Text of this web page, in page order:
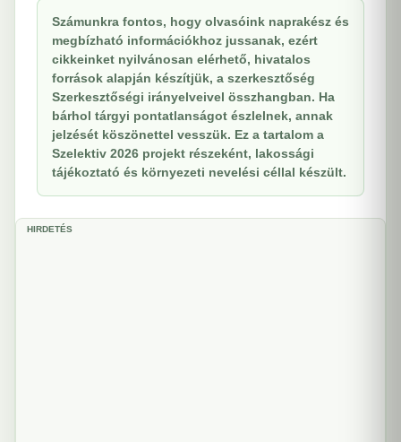
Számunkra fontos, hogy olvasóink naprakész és
megbízható információkhoz jussanak, ezért
cikkeinket nyilvánosan elérhető, hivatalos
források alapján készítjük, a szerkesztőség
Szerkesztőségi irányelveivel összhangban. Ha
bárhol tárgyi pontatlanságot észlelnek, annak
jelzését köszönettel vesszük. Ez a tartalom a
Szelektiv 2026 projekt részeként, lakossági
tájékoztató és környezeti nevelési céllal készült.
HIRDETÉS